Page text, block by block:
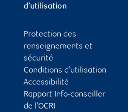
d’utilisation
Protection des
renseignements et
sécurité
Conditions d’utilisation
Accessibilité
Rapport Info-conseiller
de l’OCRI